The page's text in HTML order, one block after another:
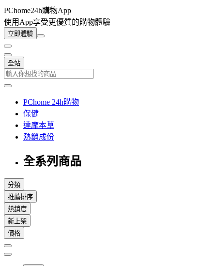
PChome24h購物App
使用App享受更優質的購物體驗
立即體驗
全站
PChome 24h購物
保健
達摩本草
熱銷成份
全系列商品
分類
推薦排序
熱銷度
新上架
價格